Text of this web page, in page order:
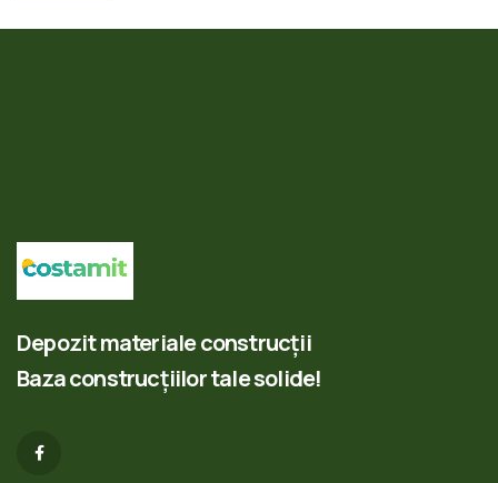
Depozit materiale construcții
Baza construcțiilor tale solide!